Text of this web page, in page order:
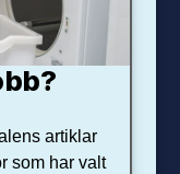
artiklar
som har valt